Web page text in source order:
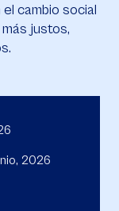
cambio social
justos,
2026